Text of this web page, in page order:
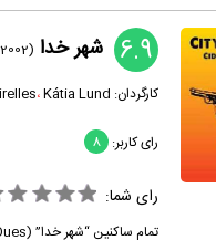
6.9 شهر خدا (2002)
کارگردان:
،Kátia Lund
رای کاربر: 8
رای شما: